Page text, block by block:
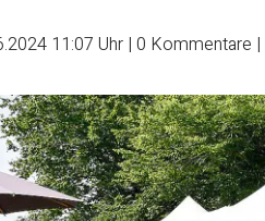
11:07 Uhr | 0 Kommentare |